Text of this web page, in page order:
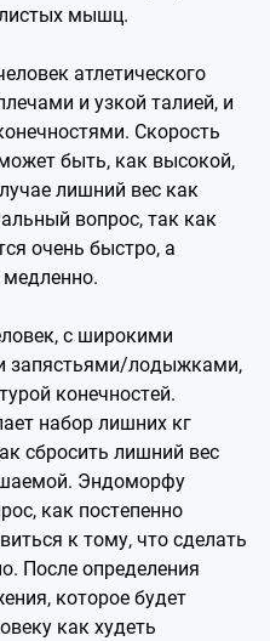
мышц.
атлетического
и узкой талией, и
Скорость
быть, как высокой,
лишний вес как
вопрос, так как
очень быстро, а
с широкими
запястьями/лодыжками,
конечностей.
набор лишних кг
сбросить лишний вес
Эндоморфу
как постепенно
к тому, что сделать
После определения
которое будет
как худеть